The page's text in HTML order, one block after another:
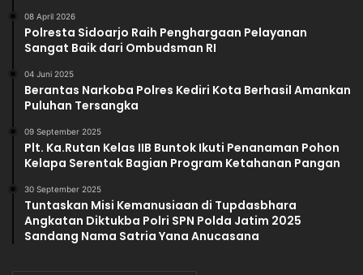
08 April 2026
Polresta Sidoarjo Raih Penghargaan Pelayanan
Sangat Baik dari Ombudsman RI
04 Juni 2025
Berantas Narkoba Polres Kediri Kota Berhasil Amankan
Puluhan Tersangka
09 September 2025
Plt. Ka.Rutan Kelas IIB Buntok Ikuti Penanaman Pohon
Kelapa Serentak Bagian Program Ketahanan Pangan
30 September 2025
Tuntaskan Misi Kemanusiaan di Tupdasbhara
Angkatan Diktukba Polri SPN Polda Jatim 2025
Sandang Nama Satria Yana Anucasana